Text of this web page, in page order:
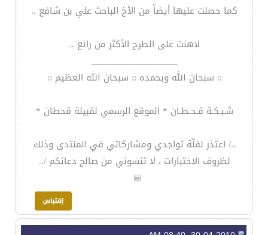
كما حصلت عليها أيضاً من الأخ الباحث علي بن شافع ..
لاهنت على الطرح الأكثر من رائع ..
__________________
:: سبحان الله وبحمده :: سبحان الله العظيم ::
شـبـكـة قـحـطـان * الموقع الرسمي لقبيلة قحطان *
../ اعتذر لقلّة تواجدي ومشاركاتي في المنتدى وذلك
لظروف الاختبارات ، لا تنسوني من صالح دعائكم /..